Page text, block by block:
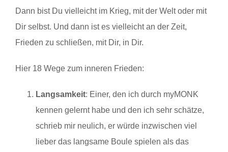
Dann bist Du vielleicht im Krieg, mit der Welt oder mit
Dir selbst. Und dann ist es vielleicht an der Zeit,
Frieden zu schließen, mit Dir, in Dir.
Hier 18 Wege zum inneren Frieden:
Langsamkeit: Einer, den ich durch myMONK
kennen gelernt habe und den ich sehr schätze,
schrieb mir neulich, er würde inzwischen viel
lieber das langsame Boule spielen als das